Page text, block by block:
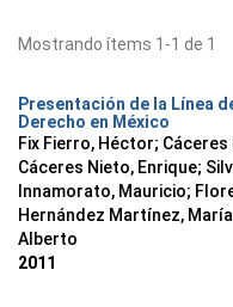
Mostrando ítems 1-1 de 1
Presentación de la Línea
Derecho en México
Fix Fierro, Héctor; Cáceres
Cáceres Nieto, Enrique;
Innamorato, Mauricio;
Hernández Martínez,
Alberto
2011